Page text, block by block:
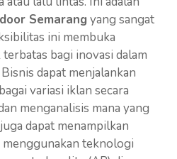
Semarang yang sangat
ini membuka
bagi inovasi dalam
dapat menjalankan
variasi iklan secara
menganalisis mana yang
dapat menampilkan
teknologi